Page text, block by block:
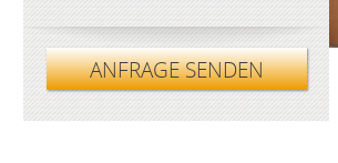
ANFRAGE SENDEN